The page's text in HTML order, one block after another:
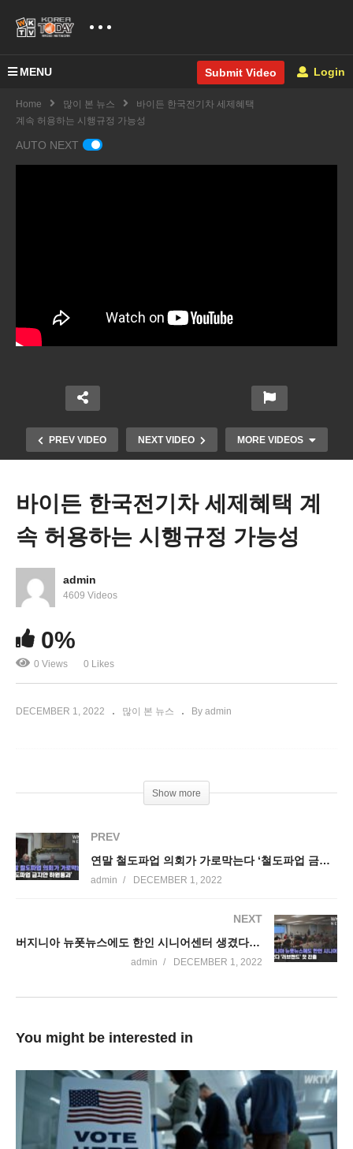
MENU Submit Video Login
Home 많이 본 뉴스
바이든 한국전기차 세제혜택
계속 허용하는 시행규정 가능성
AUTO NEXT
PREV VIDEO NEXT VIDEO MORE VIDEOS
버지니아 한인회 전현직 회장들 법정싸움 비화
바이든 한국전기차 세제혜택 계
속 허용하는 시행규정 가능성
admin
4609 Videos
0%
0 Views 0 Likes
DECEMBER 1, 2022 많이 본 뉴스 By admin
Show more
PREV
연말 철도파업 의회가 가로막는다 ‘철도파업 금지안 하원통과’
admin DECEMBER 1, 2022
NEXT
버지니아 뉴폿뉴스에도 한인 시니어센터 생겼다 ‘러브핸드’ 첫 진출
admin DECEMBER 1, 2022
You might be interested in